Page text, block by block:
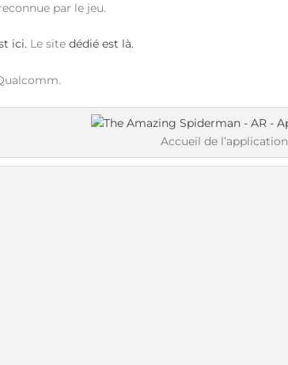
par le jeu.
ici. Le sitedédié est là.
Accueil de l’application